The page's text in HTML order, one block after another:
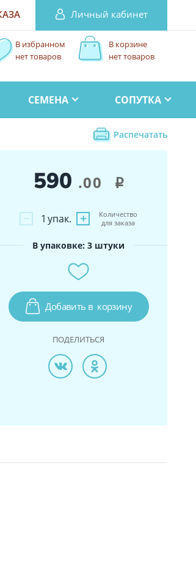
Личный кабинет
В корзине
нет товаров
В избранном
нет товаров
СЕМЕНА СОПУТКА
Распечатать
590 .00 i
− +
1 упак.
Количество
для заказа
В упаковке: 3 штуки
Добавить в корзину
ПОДЕЛИТЬСЯ